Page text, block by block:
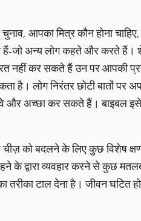
आपका मित्र कौन होना
हैं-जो अन्य लोग कहते और करते हैं।
नहीं कर सकते हैं उन पर आपकी
है। लोग निरंतर छोटी बातों पर
वे और अच्छा कर सकते हैं। बाइबल
चीज़ को बदलने के लिए कुछ विशेष
के द्वारा व्यवहार करने से कुछ
टाल देना है। जीवन घटित